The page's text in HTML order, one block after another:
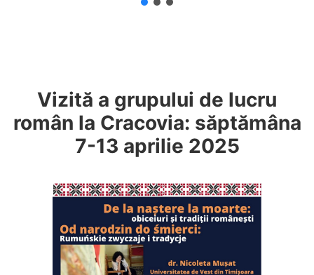
Vizită a grupului de lucru
român la Cracovia: săptămâna
7-13 aprilie 2025